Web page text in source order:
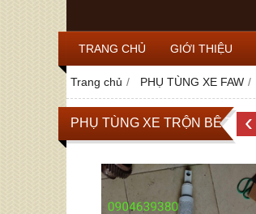
TRANG CHỦ GIỚI THIỆU
Trang chủ PHỤ TÙNG XE FAW
PHỤ TÙNG XE TRỘN BÊ TÔNG
‹